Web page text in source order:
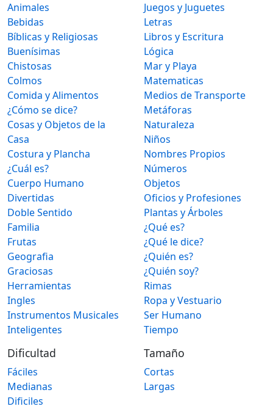
Animales
Bebidas
Bíblicas y Religiosas
Buenísimas
Chistosas
Colmos
Comida y Alimentos
¿Cómo se dice?
Cosas y Objetos de la
Casa
Costura y Plancha
¿Cuál es?
Cuerpo Humano
Divertidas
Doble Sentido
Familia
Frutas
Geografia
Graciosas
Herramientas
Ingles
Instrumentos Musicales
Inteligentes
Juegos y Juguetes
Letras
Libros y Escritura
Lógica
Mar y Playa
Matematicas
Medios de Transporte
Metáforas
Naturaleza
Niños
Nombres Propios
Números
Objetos
Oficios y Profesiones
Plantas y Árboles
¿Qué es?
¿Qué le dice?
¿Quién es?
¿Quién soy?
Rimas
Ropa y Vestuario
Ser Humano
Tiempo
Dificultad
Fáciles
Medianas
Dificiles
Tamaño
Cortas
Largas